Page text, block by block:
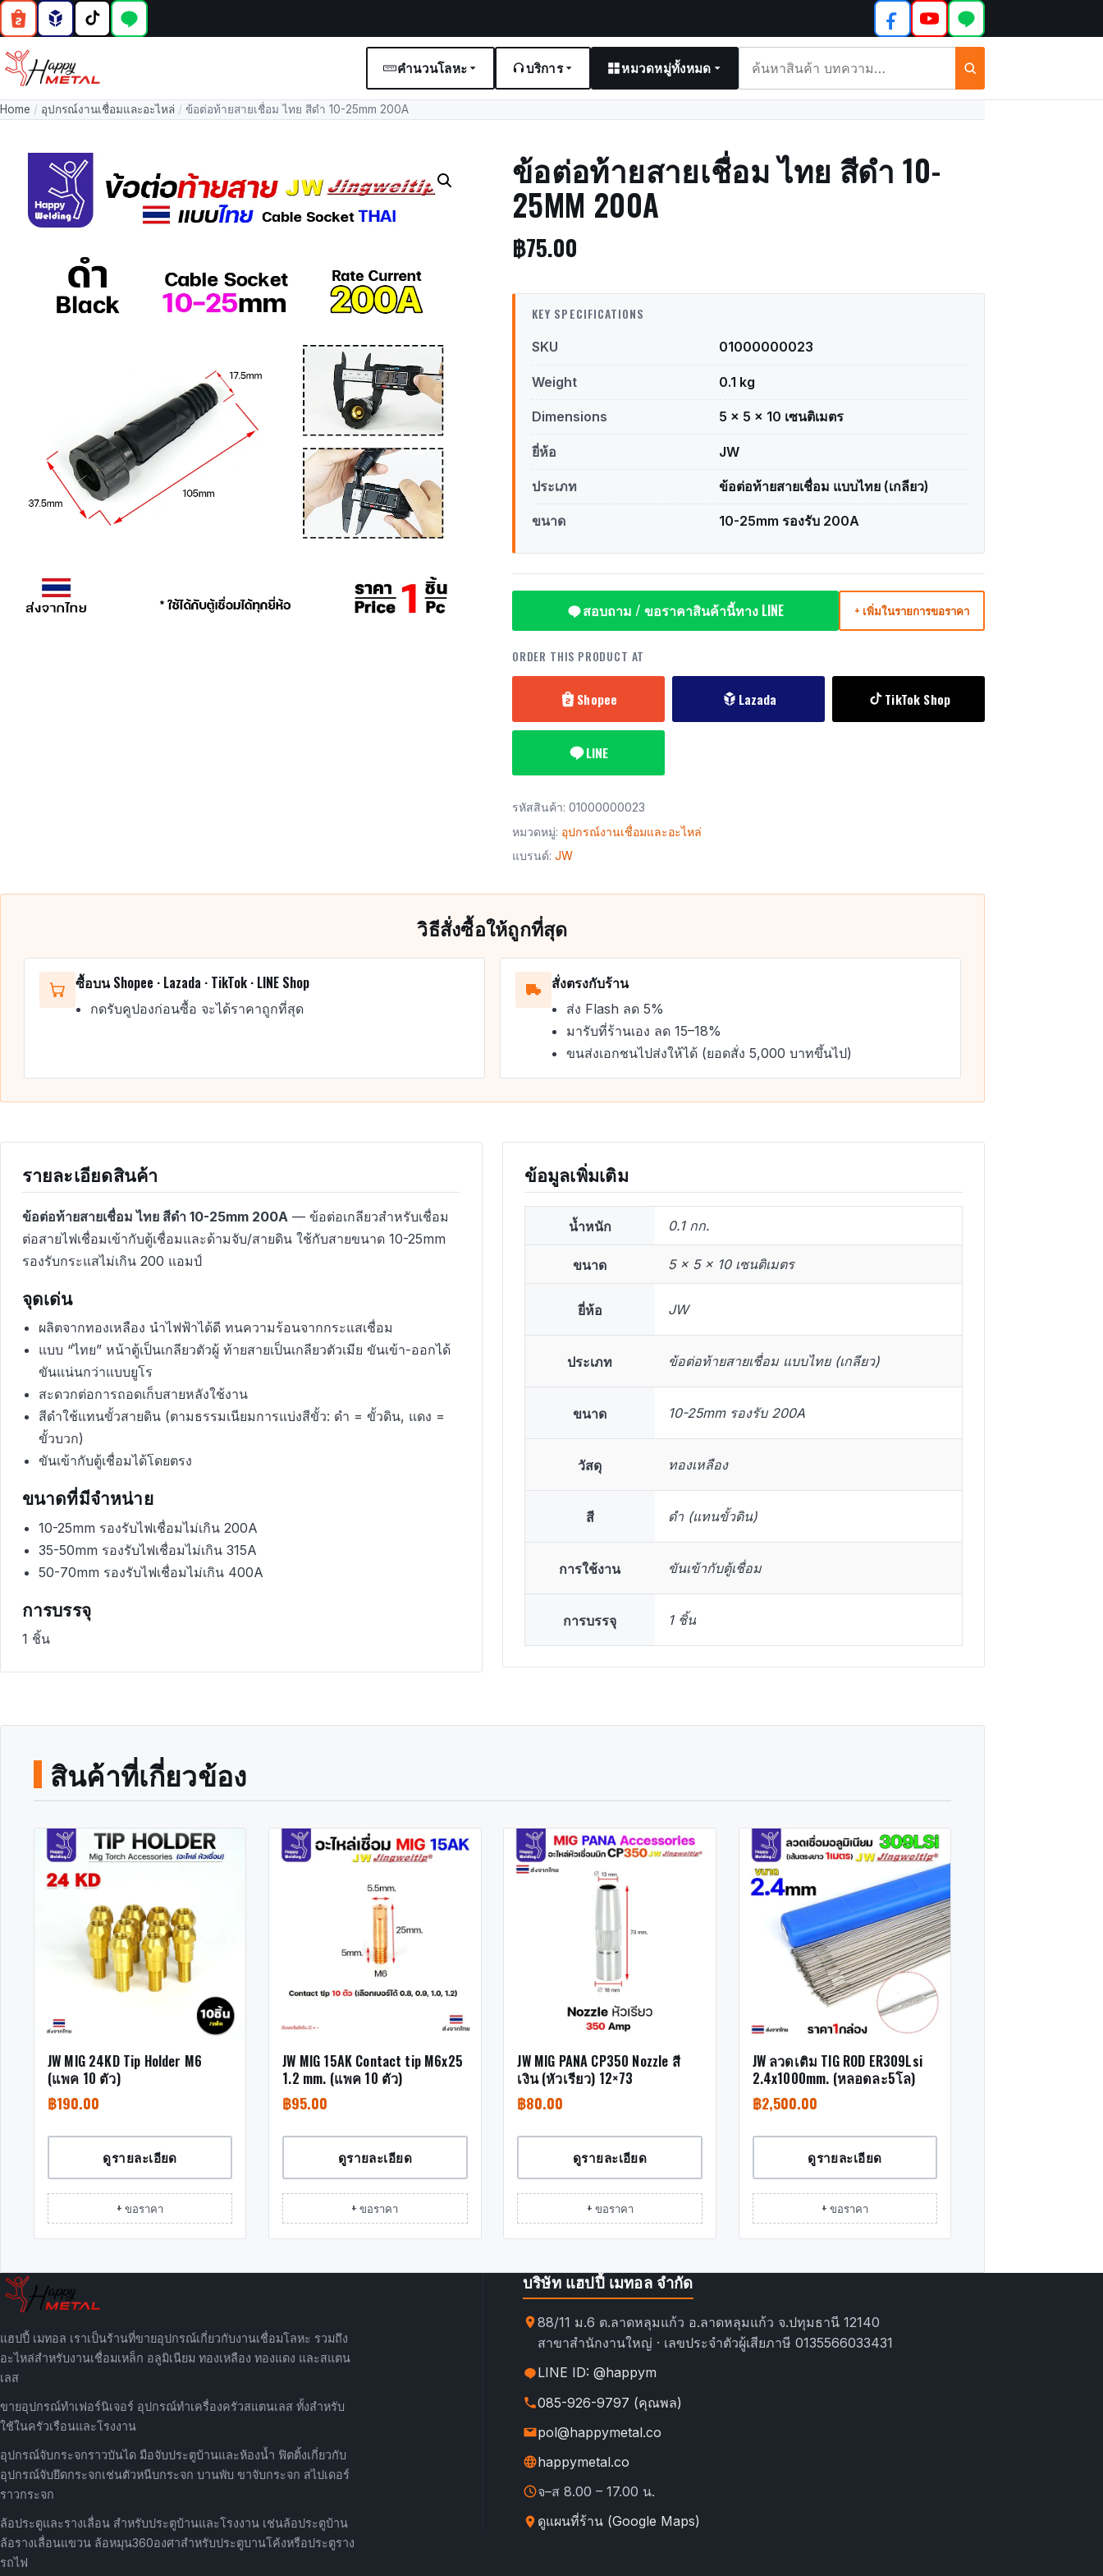
คำนวนโลหะ บริการ หมวดหมู่ทั้งหมด
และ
บทความ
Home / อุปกรณ์งานเชื่อมและอะไหล่ / ข้อต่อท้ายสายเชื่อม ไทย สีดำ 10-25mm 200A
ข้อต่อท้ายสายเชื่อม ไทย สีดำ 10-
25MM 200A
฿75.00
KEY SPECIFICATIONS
SKU 01000000023
Weight 0.1 kg
Dimensions 5 × 5 × 10 เซนติเมตร
ยี่ห้อ JW
ประเภท ข้อต่อท้ายสายเชื่อม แบบไทย (เกลียว)
ขนาด 10-25mm รองรับ 200A
สอบถาม / ขอราคาสินค้านี้ทาง LINE + เพิ่มในรายการขอราคา
ORDER THIS PRODUCT AT
Shopee Lazada TikTok Shop
LINE
รหัสสินค้า: 01000000023
หมวดหมู่: อุปกรณ์งานเชื่อมและอะไหล่
แบรนด์: JW
วิธีสั่งซื้อให้ถูกที่สุด
ซื้อบน Shopee · Lazada · TikTok · LINE Shop
กดรับคูปองก่อนซื้อ จะได้ราคาถูกที่สุด
สั่งตรงกับร้าน
ส่ง Flash ลด 5%
มารับที่ร้านเอง ลด 15–18%
ขนส่งเอกชนไปส่งให้ได้ (ยอดสั่ง 5,000 บาทขึ้นไป)
รายละเอียดสินค้า
ข้อต่อท้ายสายเชื่อม ไทย สีดำ 10-25mm 200A — ข้อต่อเกลียวสำหรับเชื่อม
ต่อสายไฟเชื่อมเข้ากับตู้เชื่อมและด้ามจับ/สายดิน ใช้กับสายขนาด 10-25mm
รองรับกระแสไม่เกิน 200 แอมป์
จุดเด่น
ผลิตจากทองเหลือง นำไฟฟ้าได้ดี ทนความร้อนจากกระแสเชื่อม
แบบ “ไทย” หน้าตู้เป็นเกลียวตัวผู้ ท้ายสายเป็นเกลียวตัวเมีย ขันเข้า-ออกได้
ขันแน่นกว่าแบบยูโร
สะดวกต่อการถอดเก็บสายหลังใช้งาน
สีดำใช้แทนขั้วสายดิน (ตามธรรมเนียมการแบ่งสีขั้ว: ดำ = ขั้วดิน, แดง =
ขั้วบวก)
ขันเข้ากับตู้เชื่อมได้โดยตรง
ขนาดที่มีจำหน่าย
10-25mm รองรับไฟเชื่อมไม่เกิน 200A
35-50mm รองรับไฟเชื่อมไม่เกิน 315A
50-70mm รองรับไฟเชื่อมไม่เกิน 400A
การบรรจุ
1 ชิ้น
ข้อมูลเพิ่มเติม
น้ำหนัก 0.1 กก.
ขนาด 5 × 5 × 10 เซนติเมตร
ยี่ห้อ JW
ประเภท ข้อต่อท้ายสายเชื่อม แบบไทย (เกลียว)
ขนาด 10-25mm รองรับ 200A
วัสดุ ทองเหลือง
สี ดำ (แทนขั้วดิน)
การใช้งาน ขันเข้ากับตู้เชื่อม
การบรรจุ 1 ชิ้น
สินค้าที่เกี่ยวข้อง
JW MIG 24KD Tip Holder M6
(แพค 10 ตัว)
฿190.00
ดูรายละเอียด
+ ขอราคา
JW MIG 15AK Contact tip M6x25
1.2 mm. (แพค 10 ตัว)
฿95.00
ดูรายละเอียด
+ ขอราคา
JW MIG PANA CP350 Nozzle สี
เงิน (หัวเรียว) 12×73
฿80.00
ดูรายละเอียด
+ ขอราคา
JW ลวดเติม TIG ROD ER309Lsi
2.4x1000mm. (หลอดละ5โล)
฿2,500.00
ดูรายละเอียด
+ ขอราคา
แฮปปี้ เมทอล เราเป็นร้านที่ขายอุปกรณ์เกี่ยวกับงานเชื่อมโลหะ รวมถึง
อะไหล่สำหรับงานเชื่อมเหล็ก อลูมิเนียม ทองเหลือง ทองแดง และสแตน
เลส
ขายอุปกรณ์ทำเฟอร์นิเจอร์ อุปกรณ์ทำเครื่องครัวสแตนเลส ทั้งสำหรับ
ใช้ในครัวเรือนและโรงงาน
อุปกรณ์จับกระจกราวบันได มือจับประตูบ้านและห้องน้ำ ฟิตติ้งเกี่ยวกับ
อุปกรณ์จับยึดกระจกเช่นตัวหนีบกระจก บานพับ ขาจับกระจก สไปเดอร์
ราวกระจก
ล้อประตูและรางเลื่อน สำหรับประตูบ้านและโรงงาน เช่นล้อประตูบ้าน
ล้อรางเลื่อนแขวน ล้อหมุน360องศาสำหรับประตูบานโค้งหรือประตูราง
รถไฟ
บริษัท แฮปปี้ เมทอล จำกัด
88/11 ม.6 ต.ลาดหลุมแก้ว อ.ลาดหลุมแก้ว จ.ปทุมธานี 12140
สาขาสำนักงานใหญ่ · เลขประจำตัวผู้เสียภาษี 0135566033431
LINE ID: @happym
085-926-9797 (คุณพล)
pol@happymetal.co
happymetal.co
จ–ส 8.00 – 17.00 น.
ดูแผนที่ร้าน (Google Maps)